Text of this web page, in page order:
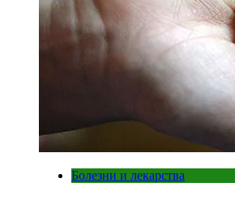
Болезни и лекарства